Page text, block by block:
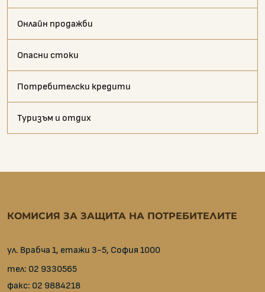
Онлайн продажби
Опасни стоки
Потребителски кредити
Туризъм и отдих
КОМИСИЯ ЗА ЗАЩИТА НА ПОТРЕБИТЕЛИТЕ
ул. Врабча 1, етажи 3-5, София 1000
тел: 02 9330565
факс: 02 9884218